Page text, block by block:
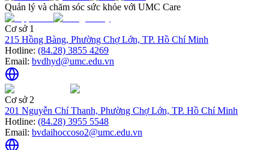
Quản lý và chăm sóc sức khỏe với UMC Care
Cơ sở 1
215 Hồng Bàng, Phường Chợ Lớn, TP. Hồ Chí Minh
Hotline: (84.28) 3855 4269
Email: bvdhyd@umc.edu.vn
Cơ sở 2
201 Nguyễn Chí Thanh, Phường Chợ Lớn, TP. Hồ Chí Minh
Hotline: (84.28) 3955 5548
Email: bvdaihoccoso2@umc.edu.vn